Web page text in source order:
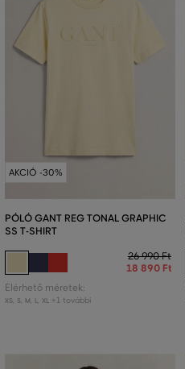
AKCIÓ -30%
PÓLÓ GANT REG TONAL GRAPHIC
SS T-SHIRT
26 990 Ft
18 890 Ft
Elérhető méretek:
XS, S, M L XL +1 további